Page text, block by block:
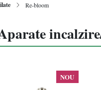
Re-bloom
NOU